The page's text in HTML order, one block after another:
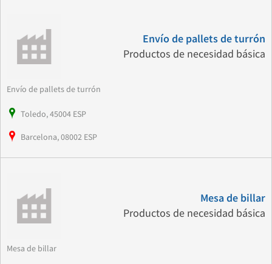
Envío de pallets de turrón
Productos de necesidad básica
Envío de pallets de turrón
Toledo, 45004 ESP
Barcelona, 08002 ESP
Mesa de billar
Productos de necesidad básica
Mesa de billar